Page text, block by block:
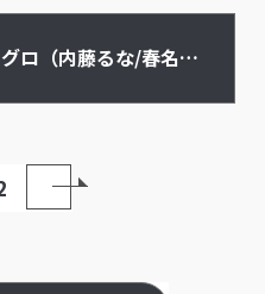
ロ（内藤るな/春名真